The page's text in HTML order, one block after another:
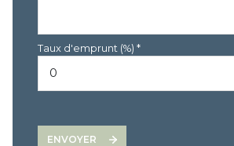
Taux d'emprunt (%) *
ENVOYER